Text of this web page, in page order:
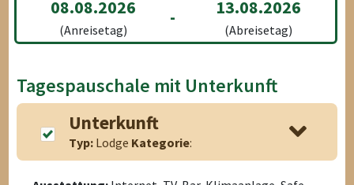
08.08.2026
(Anreisetag)
- 13.08.2026
(Abreisetag)
Tagespauschale mit Unterkunft
Unterkunft
Typ: Lodge Kategorie: